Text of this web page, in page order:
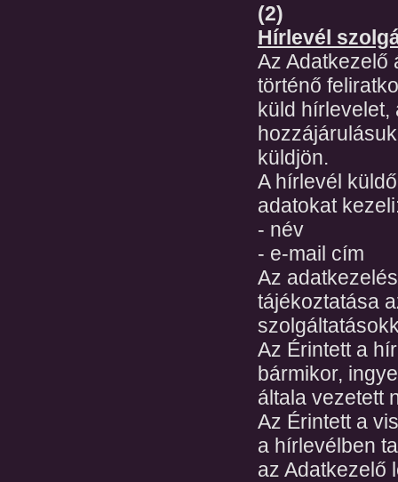
(2)
Hírlevél
Az Adatkezelő
történő
küld hírlevelet,
küldjön.
A hírlevél
adatokat
- név
- e-mail cím
Az
tájékoztatása
Az Érintett a
bármikor,
általa vezetett
Az Érintett a
a hírlevélben
az Adatkezelő